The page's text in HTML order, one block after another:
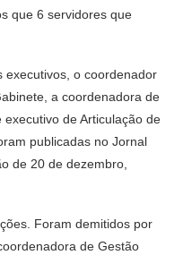
que 6 servidores que
executivos, o coordenador
a coordenadora de
de Articulação de
publicadas no Jornal
de 20 de dezembro,
Foram demitidos por
de Gestão